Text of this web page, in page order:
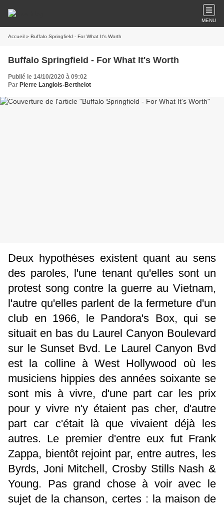
MENU
Accueil » Buffalo Springfield - For What It's Worth
Buffalo Springfield - For What It's Worth
Publié le 14/10/2020 à 09:02
Par Pierre Langlois-Berthelot
Deux hypothèses existent quant au sens
des paroles, l'une tenant qu'elles sont un
protest song contre la guerre au Vietnam,
l'autre qu'elles parlent de la fermeture d'un
club en 1966, le Pandora's Box, qui se
situait en bas du Laurel Canyon Boulevard
sur le Sunset Bvd. Le Laurel Canyon Bvd
est la colline à West Hollywood où les
musiciens hippies des années soixante se
sont mis à vivre, d'une part car les prix
pour y vivre n'y étaient pas cher, d'autre
part car c'était là que vivaient déjà les
autres. Le premier d'entre eux fut Frank
Zappa, bientôt rejoint par, entre autres, les
Byrds, Joni Mitchell, Crosby Stills Nash &
Young. Pas grand chose à voir avec le
sujet de la chanson, certes : la maison de